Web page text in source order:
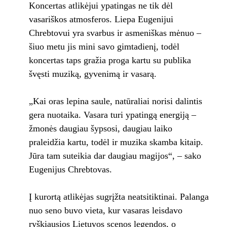
Koncertas atlikėjui ypatingas ne tik dėl
vasariškos atmosferos. Liepa Eugenijui
Chrebtovui yra svarbus ir asmeniškas mėnuo –
šiuo metu jis mini savo gimtadienį, todėl
koncertas taps gražia proga kartu su publika
švęsti muziką, gyvenimą ir vasarą.
„Kai oras lepina saule, natūraliai norisi dalintis
gera nuotaika. Vasara turi ypatingą energiją –
žmonės daugiau šypsosi, daugiau laiko
praleidžia kartu, todėl ir muzika skamba kitaip.
Jūra tam suteikia dar daugiau magijos“, – sako
Eugenijus Chrebtovas.
Į kurortą atlikėjas sugrįžta neatsitiktinai. Palanga
nuo seno buvo vieta, kur vasaras leisdavo
ryškiausios Lietuvos scenos legendos, o